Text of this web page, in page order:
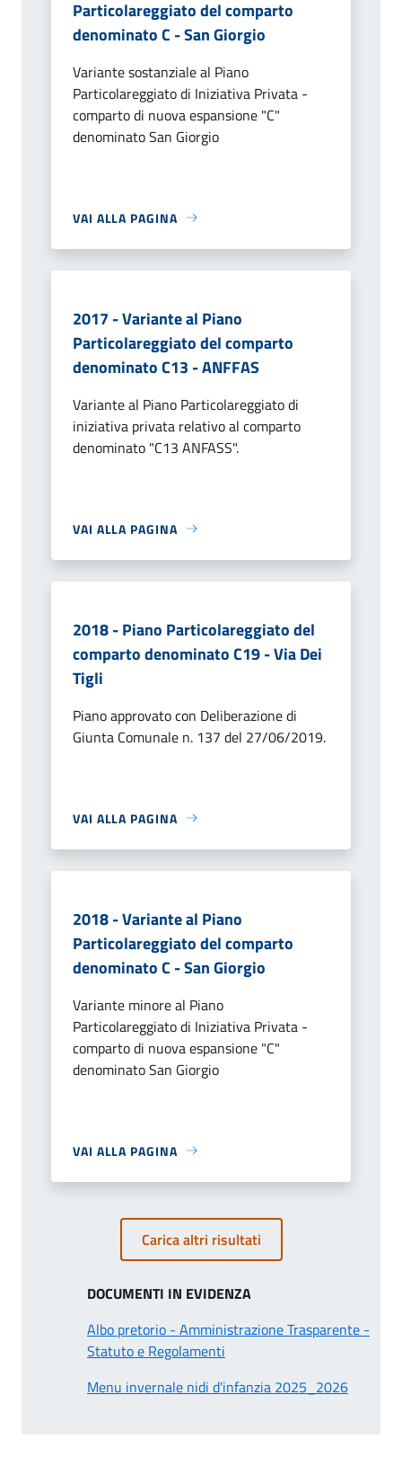
Particolareggiato del comparto
denominato C - San Giorgio
Variante sostanziale al Piano
Particolareggiato di Iniziativa Privata -
comparto di nuova espansione "C"
denominato San Giorgio
VAI ALLA PAGINA
2017 - Variante al Piano
Particolareggiato del comparto
denominato C13 - ANFFAS
Variante al Piano Particolareggiato di
iniziativa privata relativo al comparto
denominato "C13 ANFASS".
VAI ALLA PAGINA
2018 - Piano Particolareggiato del
comparto denominato C19 - Via Dei
Tigli
Piano approvato con Deliberazione di
Giunta Comunale n. 137 del 27/06/2019.
VAI ALLA PAGINA
2018 - Variante al Piano
Particolareggiato del comparto
denominato C - San Giorgio
Variante minore al Piano
Particolareggiato di Iniziativa Privata -
comparto di nuova espansione "C"
denominato San Giorgio
VAI ALLA PAGINA
Carica altri risultati
DOCUMENTI IN EVIDENZA
Albo pretorio - Amministrazione Trasparente -
Statuto e Regolamenti
Menu invernale nidi d'infanzia 2025_2026